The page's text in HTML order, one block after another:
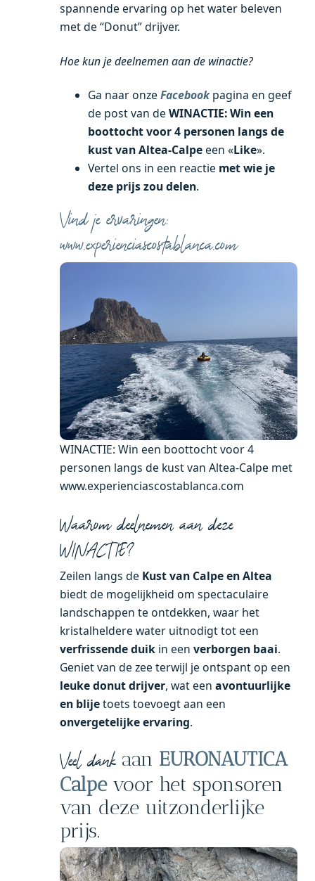
spannende ervaring op het water beleven
met de “Donut” drijver.
Hoe kun je deelnemen aan de winactie?
Ga naar onze Facebookpagina en geef
de post van de WINACTIE: Win een
boottocht voor 4 personen langs de
kust van Altea-Calpeeen «Like».
Vertel ons in een reactie met wie je
deze prijs zou delen.
Vind je ervaringen:
www.experienciascostablanca.com
WINACTIE: Win een boottocht voor 4
personen langs de kust van Altea-Calpe met
www.experienciascostablanca.com
Waarom deelnemen aan deze
WINACTIE?
Zeilen langs de Kust van Calpe en Altea
biedt de mogelijkheid om spectaculaire
landschappen te ontdekken, waar het
kristalheldere water uitnodigt tot een
verfrissende duik in een verborgen baai.
Geniet van de zee terwijl je ontspant op een
leuke donut drijver, wat een avontuurlijke
en blijetoets toevoegt aan een
onvergetelijke ervaring.
Veel dank aan EURONAUTICA
Calpevoor het sponsoren
van deze uitzonderlijke
prijs.